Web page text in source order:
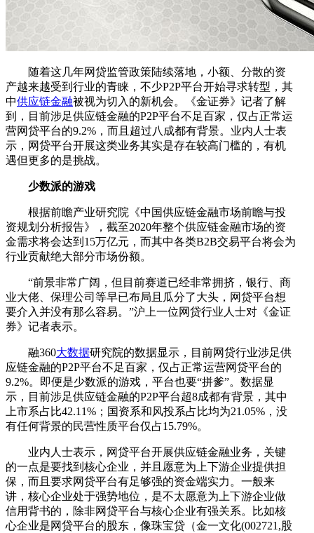
随着这几年网贷监管政策陆续落地，小额、分散的资
产越来越受到行业的青睐，不少P2P平台开始寻求转型，其
中供应链金融被视为切入的新机会。《金证券》记者了解
到，目前涉足供应链金融的P2P平台不足百家，仅占正常运
营网贷平台的9.2%，而且超过八成都有背景。业内人士表
示，网贷平台开展这类业务其实是存在较高门槛的，有机
遇但更多的是挑战。
少数派的游戏
根据前瞻产业研究院《中国供应链金融市场前瞻与投
资规划分析报告》，截至2020年整个供应链金融市场的资
金需求将会达到15万亿元，而其中各类B2B交易平台将会为
行业贡献绝大部分市场份额。
“前景非常广阔，但目前赛道已经非常拥挤，银行、商
业大佬、保理公司等早已布局且瓜分了大头，网贷平台想
要介入并没有那么容易。”沪上一位网贷行业人士对《金证
券》记者表示。
融360大数据研究院的数据显示，目前网贷行业涉足供
应链金融的P2P平台不足百家，仅占正常运营网贷平台的
9.2%。即便是少数派的游戏，平台也要“拼爹”。数据显
示，目前涉足供应链金融的P2P平台超8成都有背景，其中
上市系占比42.11%；国资系和风投系占比均为21.05%，没
有任何背景的民营性质平台仅占15.79%。
业内人士表示，网贷平台开展供应链金融业务，关键
的一点是要找到核心企业，并且愿意为上下游企业提供担
保，而且要求网贷平台有足够强的资金端实力。一般来
讲，核心企业处于强势地位，是不太愿意为上下游企业做
信用背书的，除非网贷平台与核心企业有强关系。比如核
心企业是网贷平台的股东，像珠宝贷（金一文化(002721,股